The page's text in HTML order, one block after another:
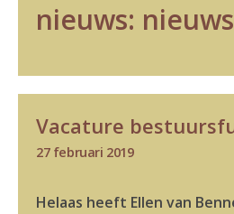
nieuws: nieuws
Vacature
27 februari 2019
Helaas heeft Ellen van